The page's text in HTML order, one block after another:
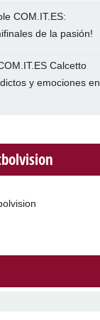
COM.IT.ES:
de la pasión!
Calcetto
y emociones en